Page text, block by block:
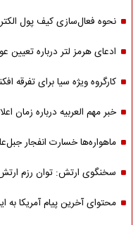
نحوه فعال‌سازی کیف پول
ادعای هرمز لتر درباره تعیین
کارگروه ویژه سیا برای تفرقه
خبر مهم العربیه درباره زمان
ماهواره‌‌ها خسارت انفجار
سخنگوی ارتش: توان رزم
محتوای آخرین پیام آمریکا به